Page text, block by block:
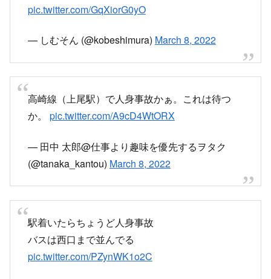
pic.twitter.com/GqXiorG0yO
— しむそん (@kobeshimura) March 8, 2022
高崎線（上尾駅）で人身事故かぁ。これは待つ
か。 pic.twitter.com/A9cD4WtORX
— 田中 太郎@仕事より趣味を優先するヲタク
(@tanaka_kantou) March 8, 2022
駅着いたらちょうど人身事故
バスは西口まで並んでる
pic.twitter.com/PZynWK1o2C